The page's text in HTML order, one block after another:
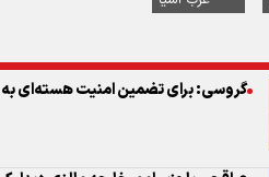
گروسی: برای تضمین امنیت هسته‌ای